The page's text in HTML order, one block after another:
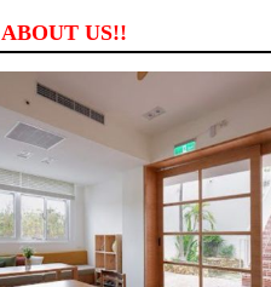
ABOUT US!!